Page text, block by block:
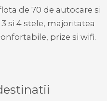
de 70 de autocare si
si 4 stele, majoritatea
prize si wifi.